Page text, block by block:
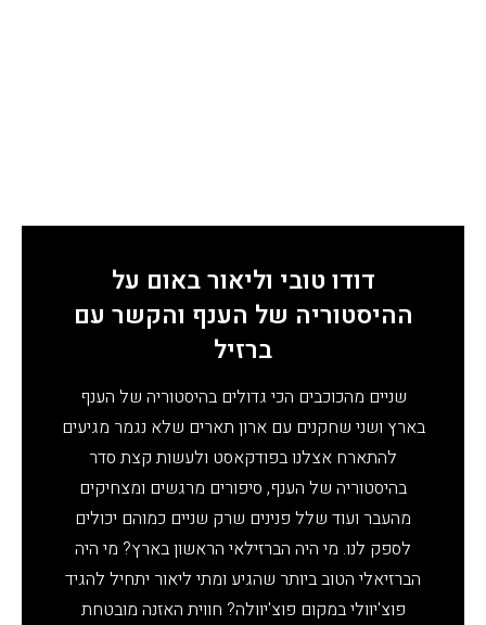
דודו טובי וליאור באום על
ההיסטוריה של הענף והקשר עם
ברזיל
שניים מהכוכבים הכי גדולים בהיסטוריה של הענף
בארץ ושני שחקנים עם ארון תארים שלא נגמר מגיעים
להתארח אצלנו בפודקאסט ולעשות קצת סדר
בהיסטוריה של הענף, סיפורים מרגשים ומצחיקים
מהעבר ועוד שלל פנינים שרק שניים כמוהם יכולים
לספק לנו. מי היה הברזילאי הראשון בארץ? מי היה
הברזיאלי הטוב ביותר שהגיע ומתי ליאור יתחיל להגיד
פוצ'יוולי במקום פוצ'יוולה? חווית האזנה מובטחת